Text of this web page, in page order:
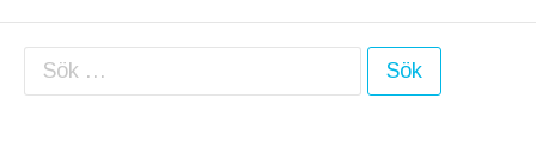
Sök efter: